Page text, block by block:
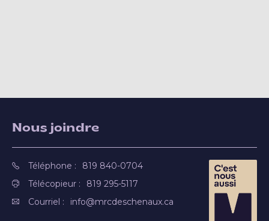
Nous joindre
Téléphone :
819 840-0704
Télécopieur :
819 295-5117
Courriel :
info@mrcdeschenaux.ca